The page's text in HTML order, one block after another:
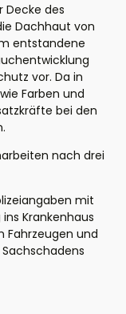
Decke des
Dachhaut von
entstandene
vor. Da in
Farben und
bei den
nach drei
mit
Krankenhaus
Fahrzeugen und